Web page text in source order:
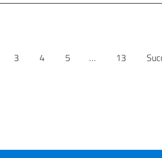
3 4 5 … 13